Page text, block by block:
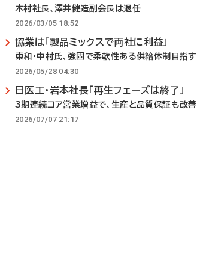
木村社長、澤井健造副会長は退任
2026/03/05 18:52
協業は「製品ミックスで両社に利益」
東和・中村氏、強固で柔軟性ある供給体制目指す
2026/05/28 04:30
日医工・岩本社長「再生フェーズは終了」
3期連続コア営業増益で、生産と品質保証も改善
2026/07/07 21:17